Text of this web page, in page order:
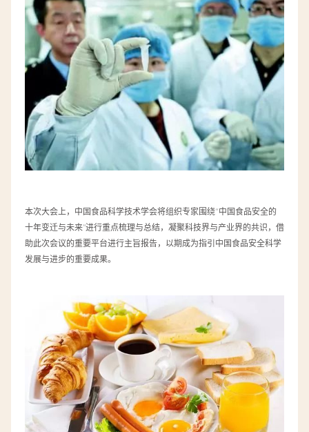
本次大会上，中国食品科学技术学会将组织专家围绕“中国食品安全的
十年变迁与未来”进行重点梳理与总结，凝聚科技界与产业界的共识，借
助此次会议的重要平台进行主旨报告，以期成为指引中国食品安全科学
发展与进步的重要成果。